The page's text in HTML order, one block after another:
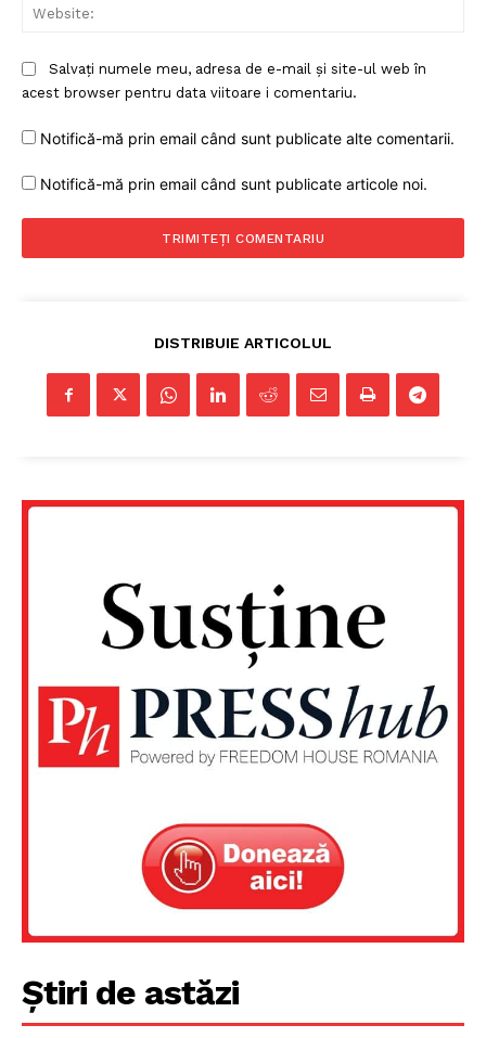
Un proiect
FREEDOM HOUSE ROMÂNIA
Salvați numele meu, adresa de e-mail și site-ul web în
acest browser pentru data viitoare i comentariu.
Notifică-mă prin email când sunt publicate alte comentarii.
Notifică-mă prin email când sunt publicate articole noi.
DISTRIBUIE ARTICOLUL
Știri de astăzi